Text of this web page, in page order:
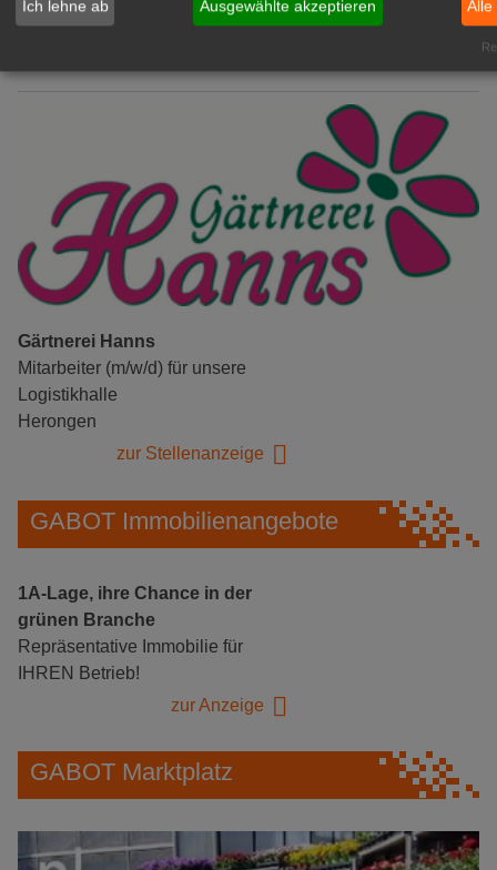
Gärtnerei Hanns
Mitarbeiter (m/w/d) für unsere
Logistikhalle
Herongen
zur Stellenanzeige
GABOT Immobilienangebote
1A-Lage, ihre Chance in der
grünen Branche
Repräsentative Immobilie für
IHREN Betrieb!
zur Anzeige
GABOT Marktplatz
Ich lehne ab Ausgewählte akzeptieren Alle